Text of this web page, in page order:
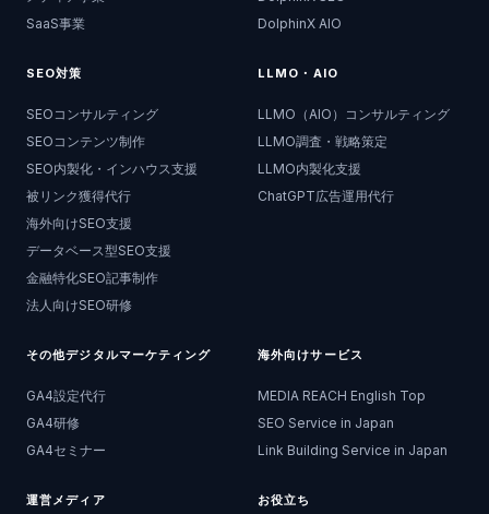
SaaS事業
DolphinX AIO
SEO対策
SEOコンサルティング
SEOコンテンツ制作
SEO内製化・インハウス支援
被リンク獲得代行
海外向けSEO支援
データベース型SEO支援
金融特化SEO記事制作
法人向けSEO研修
LLMO・AIO
LLMO（AIO）コンサルティング
LLMO調査・戦略策定
LLMO内製化支援
ChatGPT広告運用代行
その他デジタルマーケティング
GA4設定代行
GA4研修
GA4セミナー
海外向けサービス
MEDIA REACH English Top
SEO Service in Japan
Link Building Service in Japan
運営メディア お役立ち